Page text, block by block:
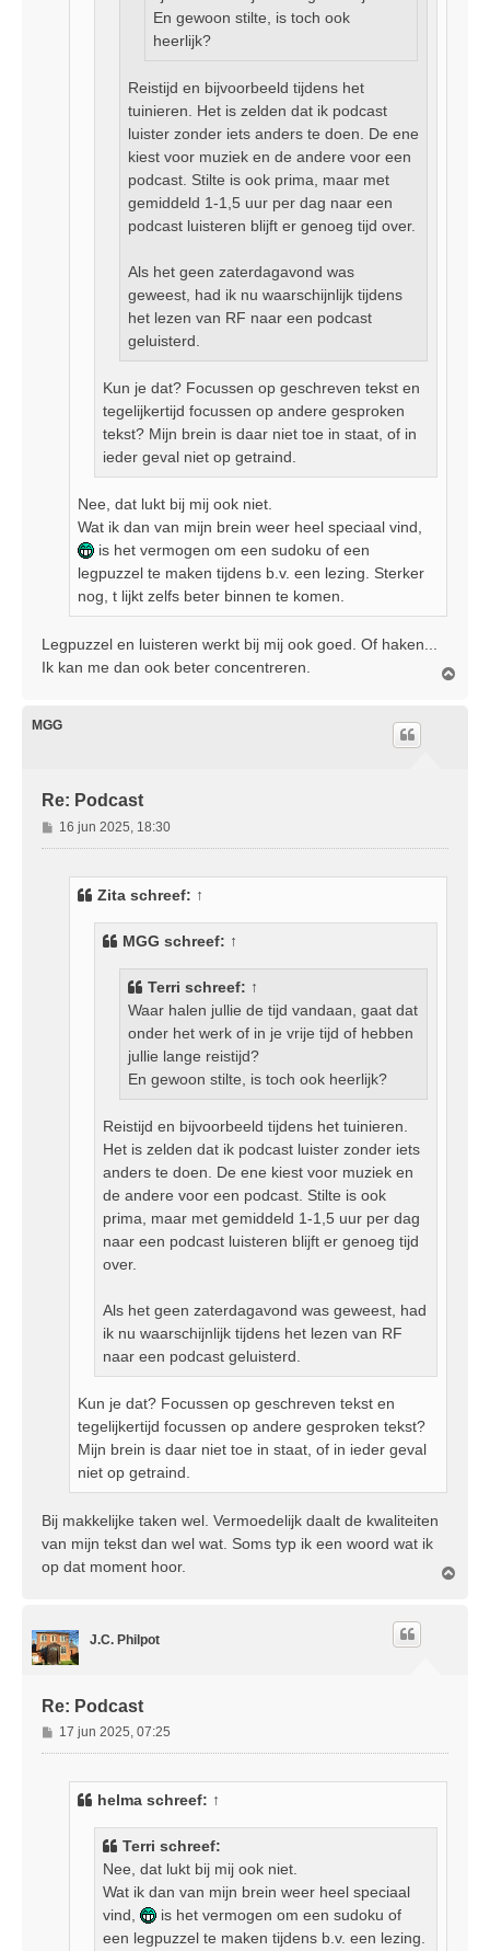
En gewoon stilte, is toch ook
heerlijk?
Reistijd en bijvoorbeeld tijdens het
tuinieren. Het is zelden dat ik podcast
luister zonder iets anders te doen. De ene
kiest voor muziek en de andere voor een
podcast. Stilte is ook prima, maar met
gemiddeld 1-1,5 uur per dag naar een
podcast luisteren blijft er genoeg tijd over.
Als het geen zaterdagavond was
geweest, had ik nu waarschijnlijk tijdens
het lezen van RF naar een podcast
geluisterd.
Kun je dat? Focussen op geschreven tekst en
tegelijkertijd focussen op andere gesproken
tekst? Mijn brein is daar niet toe in staat, of in
ieder geval niet op getraind.
Nee, dat lukt bij mij ook niet.
Wat ik dan van mijn brein weer heel speciaal vind,
is het vermogen om een sudoku of een
legpuzzel te maken tijdens b.v. een lezing. Sterker
nog, t lijkt zelfs beter binnen te komen.
Legpuzzel en luisteren werkt bij mij ook goed. Of haken...
Ik kan me dan ook beter concentreren.
MGG
Re: Podcast
B
e
16 jun 2025, 18:30
Zita schreef: ↑
MGG schreef: ↑
Terri schreef: ↑
Waar halen jullie de tijd vandaan, gaat dat
onder het werk of in je vrije tijd of hebben
jullie lange reistijd?
En gewoon stilte, is toch ook heerlijk?
Reistijd en bijvoorbeeld tijdens het tuinieren.
Het is zelden dat ik podcast luister zonder iets
anders te doen. De ene kiest voor muziek en
de andere voor een podcast. Stilte is ook
prima, maar met gemiddeld 1-1,5 uur per dag
naar een podcast luisteren blijft er genoeg tijd
over.
Als het geen zaterdagavond was geweest, had
ik nu waarschijnlijk tijdens het lezen van RF
naar een podcast geluisterd.
Kun je dat? Focussen op geschreven tekst en
tegelijkertijd focussen op andere gesproken tekst?
Mijn brein is daar niet toe in staat, of in ieder geval
niet op getraind.
Bij makkelijke taken wel. Vermoedelijk daalt de kwaliteiten
van mijn tekst dan wel wat. Soms typ ik een woord wat ik
op dat moment hoor.
J.C. Philpot
Re: Podcast
B
e
17 jun 2025, 07:25
helma schreef: ↑
Terri schreef:
Nee, dat lukt bij mij ook niet.
Wat ik dan van mijn brein weer heel speciaal
vind,
is het vermogen om een sudoku of
een legpuzzel te maken tijdens b.v. een lezing.